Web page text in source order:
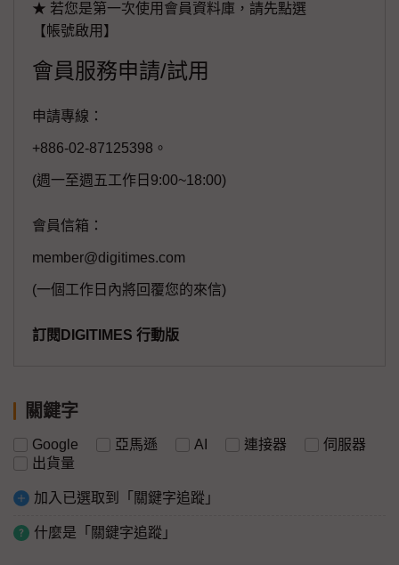
★ 若您是第一次使用會員資料庫，請先點選
【帳號啟用】
會員服務申請/試用
申請專線：
+886-02-87125398。
(週一至週五工作日9:00~18:00)
會員信箱：
member@digitimes.com
(一個工作日內將回覆您的來信)
訂閱DIGITIMES 行動版
關鍵字
Google 亞馬遜 AI 連接器
伺服器
出貨量
加入已選取到「關鍵字追蹤」
什麼是「關鍵字追蹤」